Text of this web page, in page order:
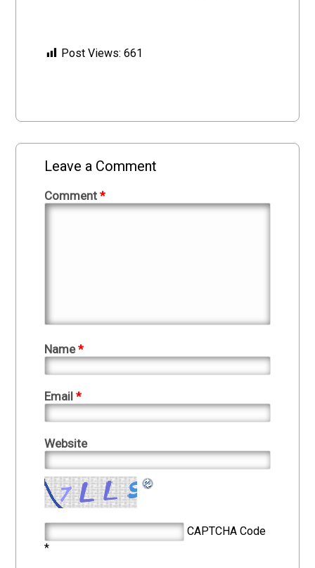
Post Views: 661
Leave a Comment
Comment*
Name*
Email*
Website
CAPTCHA Code
*